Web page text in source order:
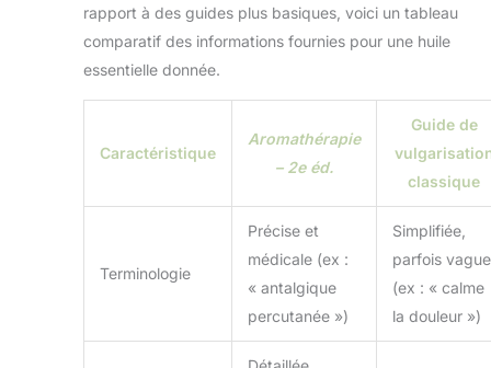
rapport à des guides plus basiques, voici un tableau
comparatif des informations fournies pour une huile
essentielle donnée.
Caractéristique
Aromathérapie
– 2e éd.
Guide de
classique
Terminologie
Précise et
médicale (ex :
« antalgique
percutanée »)
Simplifiée,
parfois vague
(ex : « calme
la douleur »)